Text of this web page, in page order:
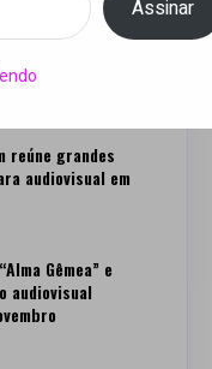
reúne grandes
audiovisual em
Gêmea” e
audiovisual
Assinar